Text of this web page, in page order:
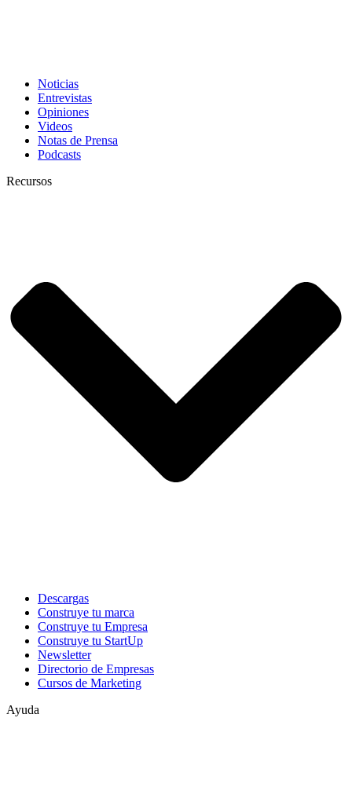
Noticias
Entrevistas
Opiniones
Videos
Notas de Prensa
Podcasts
Recursos
Descargas
Construye tu marca
Construye tu Empresa
Construye tu StartUp
Newsletter
Directorio de Empresas
Cursos de Marketing
Ayuda